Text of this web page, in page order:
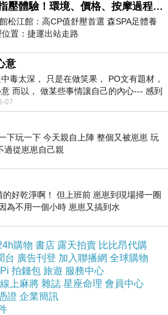
招牌森雞湯課程腳底+指壓體驗！環境、價格、按摩過程全紀錄，森SPA足體養生館松江館最新價格表
松江館：高CP值舒壓首選 森SPA足體養
置：捷運出站走路
意
毒太深， 只是在做笑果， PO文有題材，
而以， 做某些事情讓自己的內心--- 感到
07
下玩一下 今天親自上陣 整個又被崽崽 玩
從崽崽自己親
好乾淨啊！ 但上班前 崽崽到現場掃一圈
為不用一個小時 崽崽又搞到水
購物 書店 露天拍賣 比比昂代購
台 廣告刊登 加入聯播網 全球購物
Pi 拍錢包 旅遊 服務中心
線上麻將 雜誌 星座命理 會員中心
證 企業簡訊